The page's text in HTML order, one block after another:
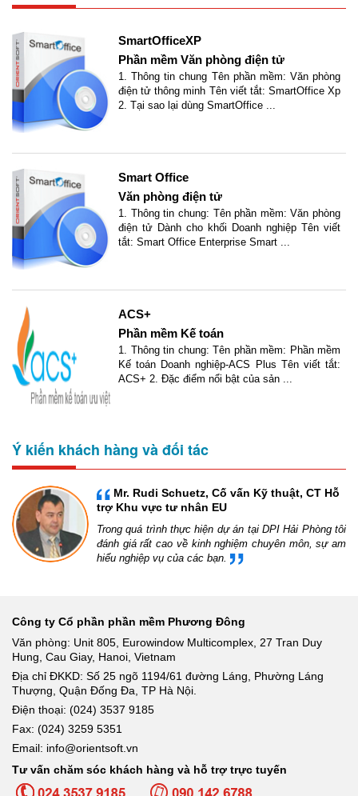
SmartOfficeXP
Phần mềm Văn phòng điện tử
1. Thông tin chung Tên phần mềm: Văn phòng
điện tử thông minh Tên viết tắt: SmartOffice Xp
2. Tại sao lại dùng SmartOffice ...
Smart Office
Văn phòng điện tử
1. Thông tin chung: Tên phần mềm: Văn phòng
điện tử Dành cho khối Doanh nghiệp Tên viết
tắt: Smart Office Enterprise Smart ...
ACS+
Phần mềm Kế toán
1. Thông tin chung: Tên phần mềm: Phần mềm
Kế toán Doanh nghiệp-ACS Plus Tên viết tắt:
ACS+ 2. Đặc điểm nổi bật của sản ...
Ý kiến khách hàng và đối tác
Mr. Rudi Schuetz, Cố vấn Kỹ thuật, CT Hỗ
trợ Khu vực tư nhân EU
Trong quá trình thực hiện dự án tại DPI Hải Phòng tôi
đánh giá rất cao về kinh nghiệm chuyên môn, sự am
hiểu nghiệp vụ của các bạn.
Công ty Cổ phần phần mềm Phương Đông
Văn phòng: Unit 805, Eurowindow Multicomplex, 27 Tran Duy
Hung, Cau Giay, Hanoi, Vietnam
Địa chỉ ĐKKD: Số 25 ngõ 1194/61 đường Láng, Phường Láng
Thượng, Quận Đống Đa, TP Hà Nội.
Điện thoại: (024) 3537 9185
Fax: (024) 3259 5351
Email: info@orientsoft.vn
Tư vấn chăm sóc khách hàng và hỗ trợ trực tuyến